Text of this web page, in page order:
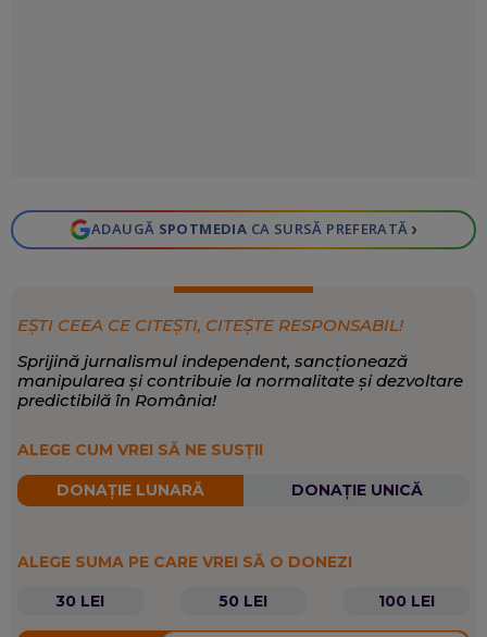
ADAUGĂ SPOTMEDIA CA SURSĂ PREFERATĂ ›
EȘTI CEEA CE CITEȘTI, CITEȘTE RESPONSABIL!
Sprijină jurnalismul independent, sancționează
manipularea și contribuie la normalitate și dezvoltare
predictibilă în România!
ALEGE CUM VREI SĂ NE SUSȚII
DONAȚIE LUNARĂ DONAȚIE UNICĂ
ALEGE SUMA PE CARE VREI SĂ O DONEZI
30 LEI
50 LEI 100 LEI